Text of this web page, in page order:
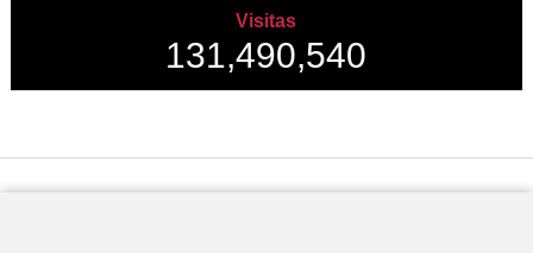
Visitas
131,490,540